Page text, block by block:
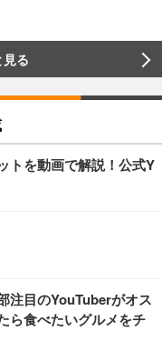
る
トを動画で解説！公式Y
注目のYouTuberがオス
ら食べたいグルメをチ